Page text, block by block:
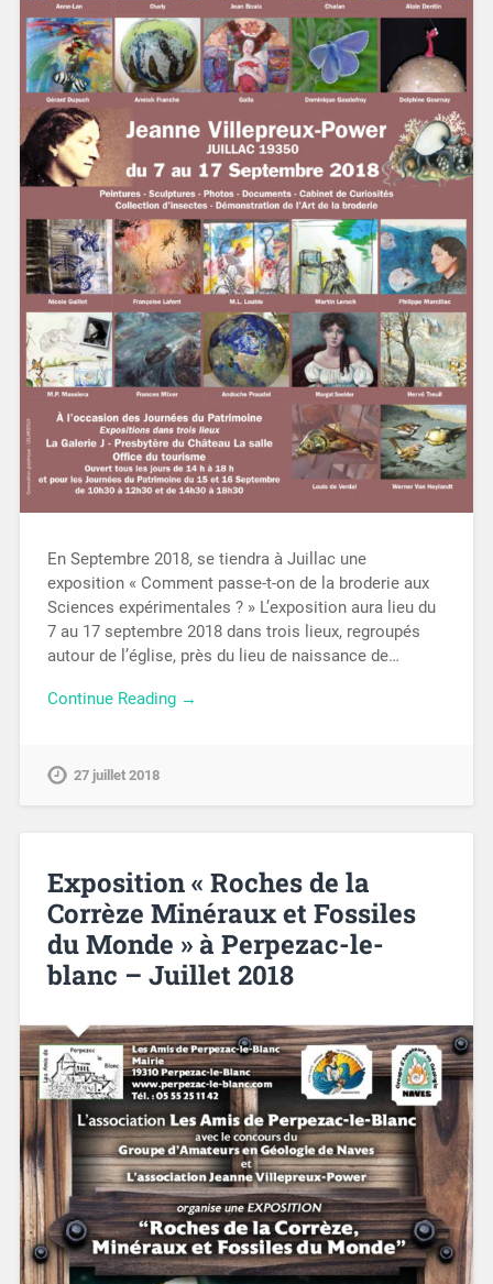
En Septembre 2018, se tiendra à Juillac une
exposition « Comment passe-t-on de la broderie aux
Sciences expérimentales ? » L’exposition aura lieu du
7 au 17 septembre 2018 dans trois lieux, regroupés
autour de l’église, près du lieu de naissance de…
Continue Reading →
27 juillet 2018
Exposition « Roches de la
Corrèze Minéraux et Fossiles
du Monde » à Perpezac-le-
blanc – Juillet 2018